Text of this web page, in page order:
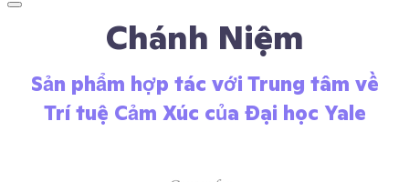
Chánh Niệm
Sản phẩm hợp tác với Trung tâm về
Trí tuệ Cảm Xúc của Đại học Yale